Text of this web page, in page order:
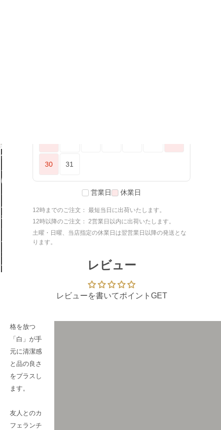
30 31
営業日 休業日
12時までのご注文： 最短当日に出荷いたします。
12時以降のご注文： 2営業日以内に出荷いたします。
土曜・日曜、当店指定の休業日は翌営業日以降の発送とな
ります。
レビュー
レビューを書いてポイントGET
例
ば
こ
ん
な
シ
ー
ン
で
格を放つ
「白」が手
元に清潔感
と品の良さ
をプラスし
ます。
友人とのカ
フェランチ